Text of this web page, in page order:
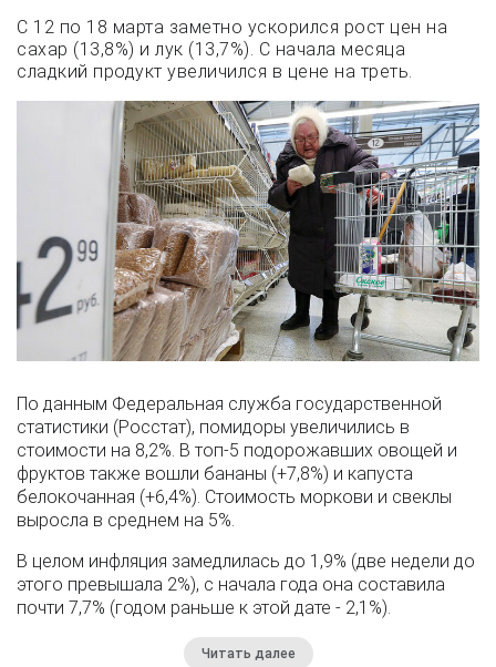
С 12 по 18 марта заметно ускорился рост цен на
сахар (13,8%) и лук (13,7%). С начала месяца
сладкий продукт увеличился в цене на треть.
По данным Федеральная служба государственной
статистики (Росстат), помидоры увеличились в
стоимости на 8,2%. В топ-5 подорожавших овощей и
фруктов также вошли бананы (+7,8%) и капуста
белокочанная (+6,4%). Стоимость моркови и свеклы
выросла в среднем на 5%.
В целом инфляция замедлилась до 1,9% (две недели до
этого превышала 2%), с начала года она составила
почти 7,7% (годом раньше к этой дате - 2,1%).
Читать далее